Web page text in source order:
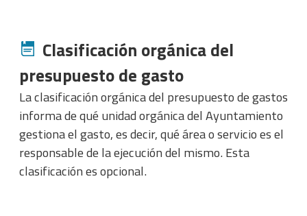
Clasificación orgánica del
presupuesto de gasto
La clasificación orgánica del presupuesto de gastos
informa de qué unidad orgánica del Ayuntamiento
gestiona el gasto, es decir, qué área o servicio es el
responsable de la ejecución del mismo. Esta
clasificación es opcional.